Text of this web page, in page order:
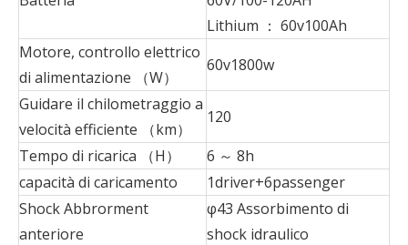
Lithium ： 60v100Ah
Motore, controllo elettrico
di alimentazione （W）
60v1800w
Guidare il chilometraggio a
velocità efficiente （km）
120
Tempo di ricarica （H）
6 ～ 8h
capacità di caricamento
1driver+6passenger
Shock Abbrorment
anteriore
φ43 Assorbimento di
shock idraulico